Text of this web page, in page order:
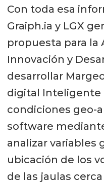
Con toda esa
Graiph.ia y LGX
propuesta para la
Innovación y
desarrollar
digital Inteligente
condiciones geo-
software
analizar variables
ubicación de los
de las jaulas